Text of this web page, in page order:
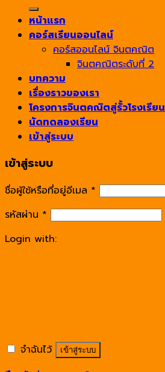
หน้าแรก
คอร์สเรียนออนไลน์
คอร์สออนไลน์ จินตคณิต
จินตคณิตระดับที่ 2
บทความ
เรื่องราวของเรา
โครงการจินตคณิตสู่รั้วโรงเรียน
นัดทดลองเรียน
เข้าสู่ระบบ
เข้าสู่ระบบ
ชื่อผู้ใช้หรือที่อยู่อีเมล *
รหัสผ่าน *
Login with:
จำฉันไว้ เข้าสู่ระบบ